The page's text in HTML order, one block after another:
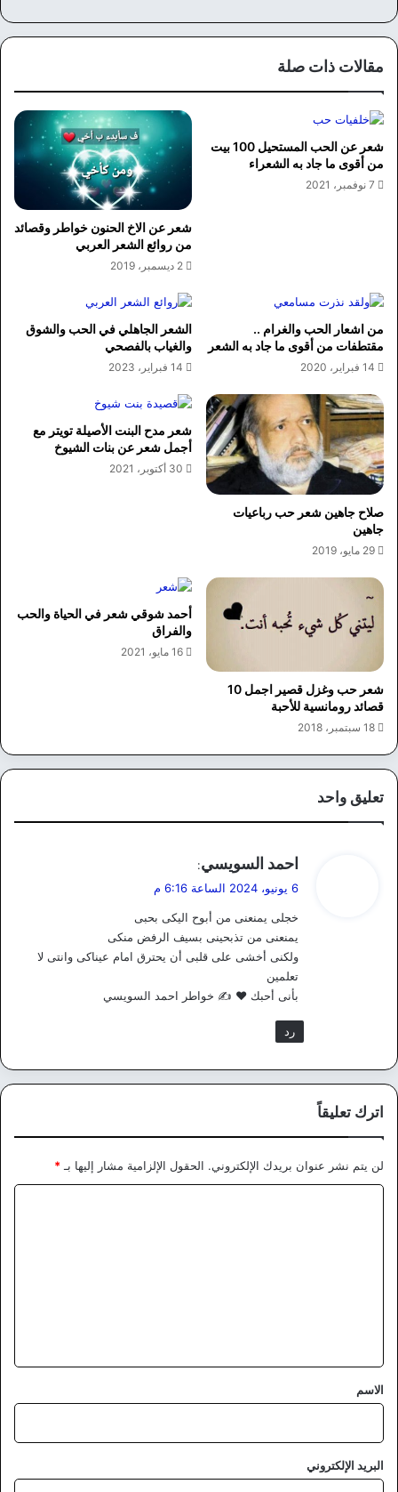
وك
مقالات ذات صلة
شعر عن الحب المستحيل 100 بيت
من أقوى ما جاد به الشعراء
7 نوفمبر، 2021
شعر عن الاخ الحنون خواطر وقصائد
من روائع الشعر العربي
2 ديسمبر، 2019
من اشعار الحب والغرام ..
مقتطفات من أقوى ما جاد به الشعر
14 فبراير، 2020
الشعر الجاهلي في الحب والشوق
والغياب بالفصحي
14 فبراير، 2023
صلاح جاهين شعر حب رباعيات
جاهين
29 مايو، 2019
شعر مدح البنت الأصيلة تويتر مع
أجمل شعر عن بنات الشيوخ
30 أكتوبر، 2021
شعر حب وغزل قصير اجمل 10
قصائد رومانسية للأحبة
18 سبتمبر، 2018
أحمد شوقي شعر في الحياة والحب
والفراق
16 مايو، 2021
تعليق واحد
ي
ل
احمد السويسي:
6 يونيو، 2024 الساعة 6:16 م
خجلى يمنعنى من أبوح اليكى بحبى
يمنعنى من تذبحينى بسيف الرفض منكى
ولكنى أخشى على قلبى أن يحترق امام عيناكى وانتى لا
تعلمين
بأنى أحبك ♥️ ✍️ خواطر احمد السويسي
رد
اترك تعليقاً
لن يتم نشر عنوان بريدك الإلكتروني. الحقول الإلزامية مشار إليها بـ *
*
الاسم
البريد الإلكتروني